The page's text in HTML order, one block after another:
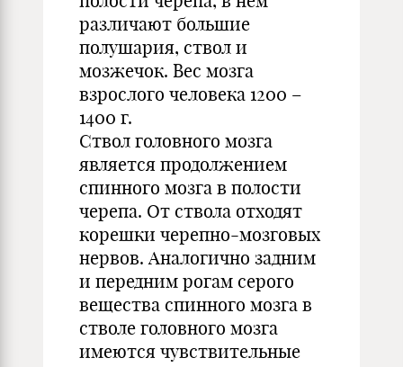
различают большие
полушария, ствол и
мозжечок. Вес мозга
взрослого человека 1200 –
1400 г.
Ствол головного мозга
является продолжением
спинного мозга в полости
черепа. От ствола отходят
корешки черепно-мозговых
нервов. Аналогично задним
и передним рогам серого
вещества спинного мозга в
стволе головного мозга
имеются чувствительные